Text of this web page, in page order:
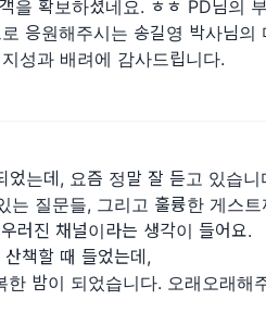
을 확보하셨네요. ㅎㅎ PD님의
응원해주시는 송길영 박사님의
성과 배려에 감사드립니다.
었는데, 요즘 정말 잘 듣고 있습니
는 질문들, 그리고 훌륭한 게스
러진 채널이라는 생각이 들어요.
책할 때 들었는데,
한 밤이 되었습니다. 오래오래해